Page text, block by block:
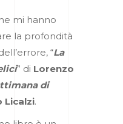
mi hanno
la profondità
“La
” di Lorenzo
di
Licalzi.